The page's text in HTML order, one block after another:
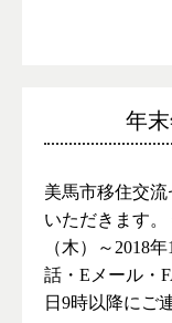
年
美馬市移住交
いただきます
（木）～2018
話・Eメール・
日9時以降にご